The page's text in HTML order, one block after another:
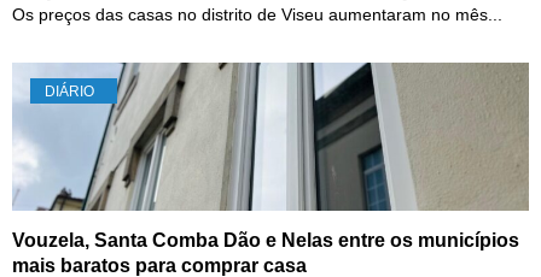
Os preços das casas no distrito de Viseu aumentaram no mês...
DIÁRIO
Vouzela, Santa Comba Dão e Nelas entre os municípios
mais baratos para comprar casa